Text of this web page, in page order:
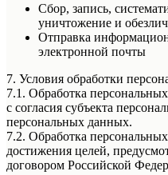
Сбор, запись,
уничтожение и
Отправка
электронной почты
7. Условия обработки
7.1. Обработка
с согласия субъекта
персональных данных.
7.2. Обработка
достижения целей,
договором Российской